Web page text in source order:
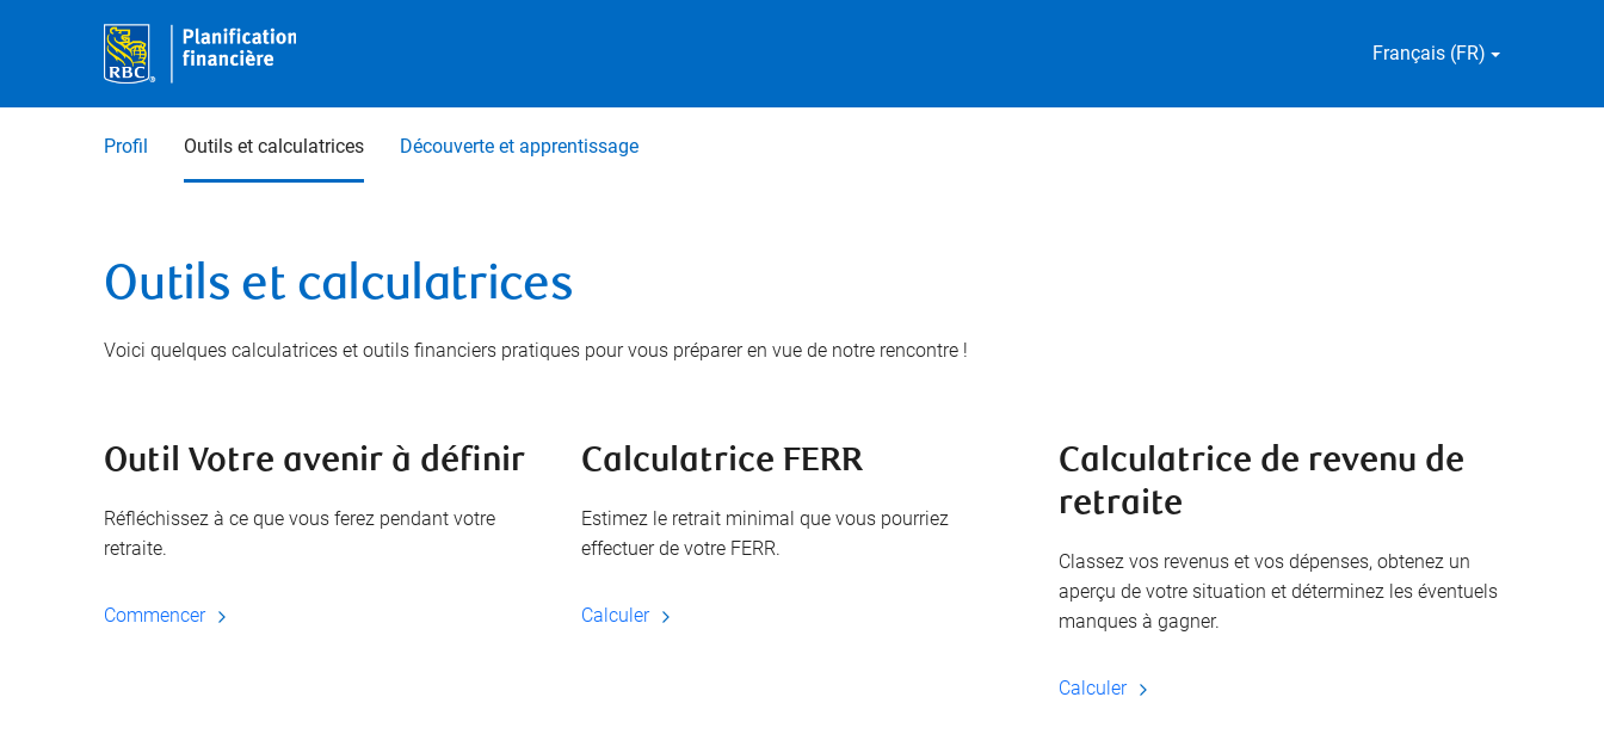
Français (FR)
Profil Outils et calculatrices Découverte et apprentissage
Outils et calculatrices
Voici quelques calculatrices et outils financiers pratiques pour vous préparer en vue de notre rencontre !
Outil Votre avenir à définir
Réfléchissez à ce que vous ferez pendant votre
retraite.
Commencer
Calculatrice FERR
Estimez le retrait minimal que vous pourriez
effectuer de votre FERR.
Calculer
Calculatrice de revenu de
retraite
Classez vos revenus et vos dépenses, obtenez un
aperçu de votre situation et déterminez les éventuels
manques à gagner.
Calculer